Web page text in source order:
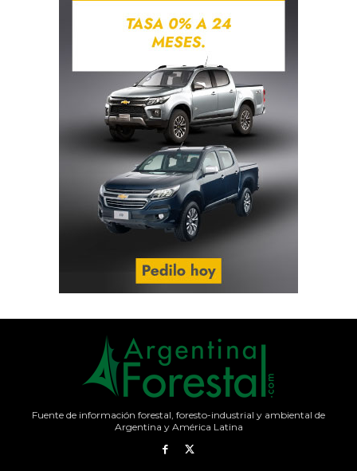
Fuente de información forestal, foresto-industrial y ambiental de
Argentina y América Latina